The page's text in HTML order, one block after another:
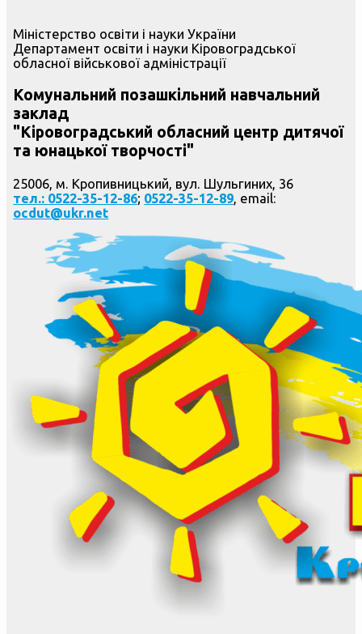
Міністерство освіти і науки України
Департамент освіти і науки Кіровоградської
обласної військової адміністрації
Комунальний позашкільний навчальний
заклад
"Кіровоградський обласний центр дитячої
та юнацької творчості"
25006, м. Кропивницький, вул. Шульгиних, 36
тел.: 0522-35-12-86; 0522-35-12-89, email:
ocdut@ukr.net